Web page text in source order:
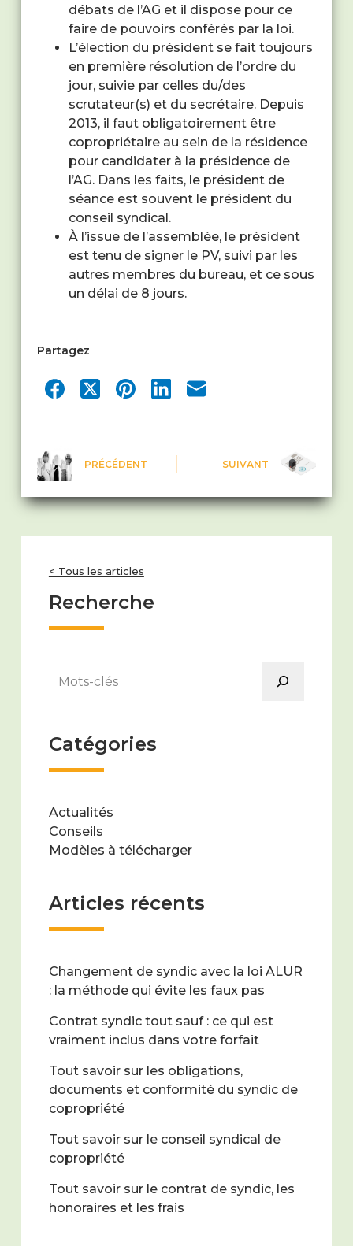
débats de l’AG et il dispose pour ce
faire de pouvoirs conférés par la loi.
L’élection du président se fait toujours
en première résolution de l’ordre du
jour, suivie par celles du/des
scrutateur(s) et du secrétaire. Depuis
2013, il faut obligatoirement être
copropriétaire au sein de la résidence
pour candidater à la présidence de
l’AG. Dans les faits, le président de
séance est souvent le président du
conseil syndical.
À l’issue de l’assemblée, le président
est tenu de signer le PV, suivi par les
autres membres du bureau, et ce sous
un délai de 8 jours.
Partagez
PRÉCÉDENT SUIVANT
< Tous les articles
Recherche
Catégories
Actualités
Conseils
Modèles à télécharger
Articles récents
Changement de syndic avec la loi ALUR
: la méthode qui évite les faux pas
Contrat syndic tout sauf : ce qui est
vraiment inclus dans votre forfait
Tout savoir sur les obligations,
documents et conformité du syndic de
copropriété
Tout savoir sur le conseil syndical de
copropriété
Tout savoir sur le contrat de syndic, les
honoraires et les frais